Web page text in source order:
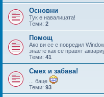
Основни
Тук е навалицата!
Теми: 2
Помощ
Ако ви се е повредил
знаете как се правят
Теми: 41
Смех и забава!
... баце
Теми: 93